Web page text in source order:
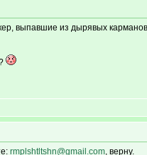
выпавшие из дырявых
rmplshtltshn@gmail.com, верну.